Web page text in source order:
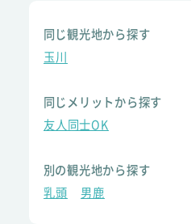
同じ観光地から探す
玉川
同じメリットから探す
友人同士OK
別の観光地から探す
乳頭
男鹿